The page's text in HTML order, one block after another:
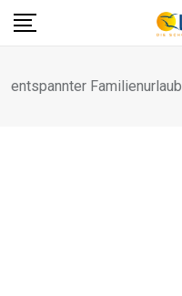
Skip
entspannter Familienurlaub